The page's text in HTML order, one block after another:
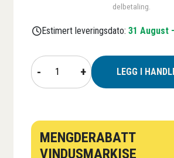
delbetaling.
Estimert leveringsdato: 31 August
Vindusmarkise
BILLY
antall
- + LEGG I
MENGDERABATT
VINDUSMARKISE